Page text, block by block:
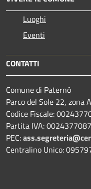
Luoghi
Eventi
CONTATTI
Comune di Paternò
Parco del Sole 22, zona
Codice Fiscale:
Partita IVA:
PEC:
Centralino Unico: